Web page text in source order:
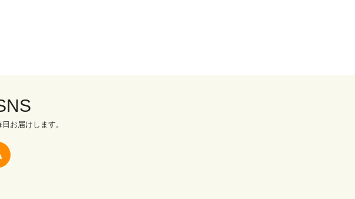
お届けします。